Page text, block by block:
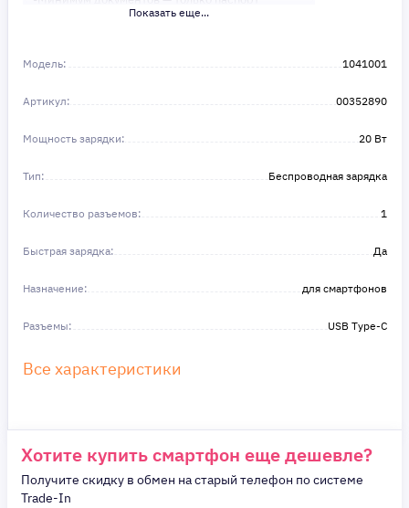
-Удобные сроки и низкие процентные ставки
Получите то, что нужно, прямо сейчас. Ваше
удобство — наш приоритет! ✨
в этом!
Показать еще...
Модель: 1041001
Артикул: 00352890
Мощность зарядки: 20 Вт
Тип: Беспроводная зарядка
Количество разъемов: 1
Быстрая зарядка: Да
Назначение: для смартфонов
Разъемы: USB Type-C
Все характеристики
Хотите купить смартфон еще дешевле?
Получите скидку в обмен на старый телефон по системе
Trade-In